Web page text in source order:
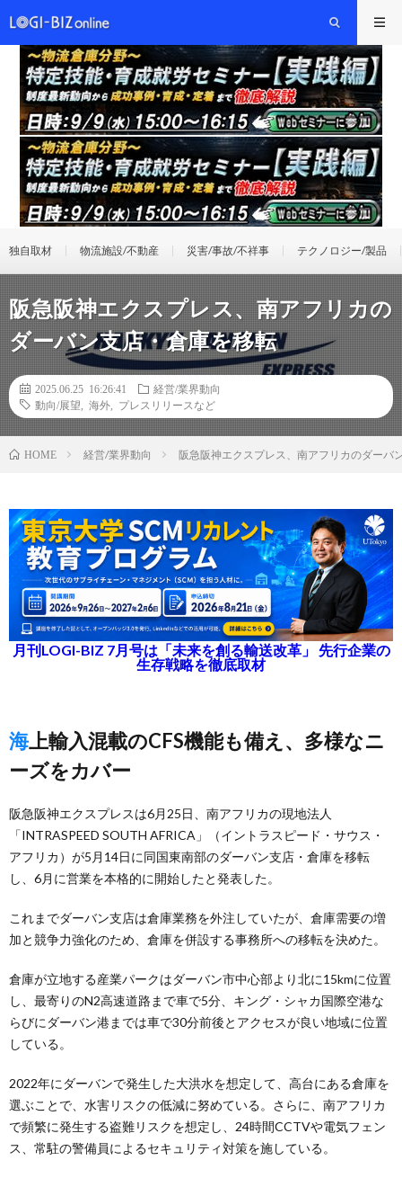
独自取材 物流施設/不動産 災害/事故/不祥事 テクノロジー/製品
阪急阪神エクスプレス、南アフリカの
ダーバン支店・倉庫を移転
2025.06.25 16:26:41
経営/業界動向
動向/展望
海外 プレスリリースなど
HOME 経営/業界動向 阪急阪神エクスプレス、南アフリカのダーバ
月刊LOGI-BIZ 7月号は「未来を創る輸送改革」 先行企業の
生存戦略を徹底取材
海上輸入混載のCFS機能も備え、多様なニ
ーズをカバー
阪急阪神エクスプレスは6月25日、南アフリカの現地法人
「INTRASPEED SOUTH AFRICA」（イントラスピード・サウス・
アフリカ）が5月14日に同国東南部のダーバン支店・倉庫を移転
し、6月に営業を本格的に開始したと発表した。
これまでダーバン支店は倉庫業務を外注していたが、倉庫需要の増
加と競争力強化のため、倉庫を併設する事務所への移転を決めた。
倉庫が立地する産業パークはダーバン市中心部より北に15kmに位置
し、最寄りのN2高速道路まで車で5分、キング・シャカ国際空港な
らびにダーバン港までは車で30分前後とアクセスが良い地域に位置
している。
2022年にダーバンで発生した大洪水を想定して、高台にある倉庫を
選ぶことで、水害リスクの低減に努めている。さらに、南アフリカ
で頻繁に発生する盗難リスクを想定し、24時間CCTVや電気フェン
ス、常駐の警備員によるセキュリティ対策を施している。